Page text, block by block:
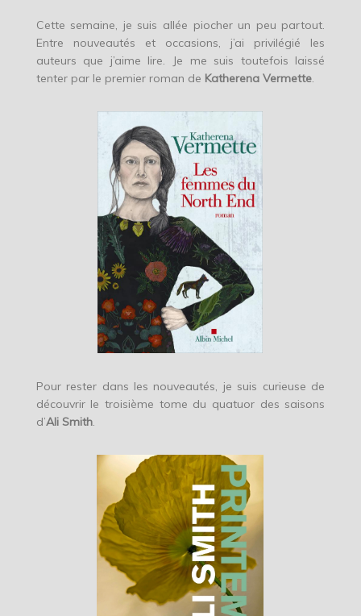
Cette semaine, je suis allée piocher un peu partout.
Entre nouveautés et occasions, j’ai privilégié les
auteurs que j’aime lire. Je me suis toutefois laissé
tenter par le premier roman de Katherena Vermette.
Pour rester dans les nouveautés, je suis curieuse de
découvrir le troisième tome du quatuor des saisons
d’Ali Smith.